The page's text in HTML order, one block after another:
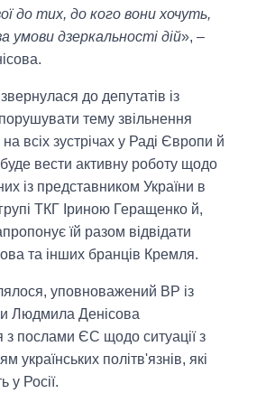
до тих, до кого вони хочуть,
умови дзеркальності дій», –
до депутатів із
тему звільнення
на всіх зустрічах у Раді Європи й
вести активну роботу щодо
із представником України в
ТКГ Іриною Геращенко й,
їй разом відвідати
та інших бранців Кремля.
уповноважений ВР із
Людмила Денісова
з послами ЄС щодо ситуації з
українських політв'язнів, які
у Росії.